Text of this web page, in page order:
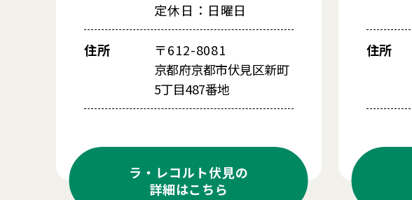
定休日：日曜日
住所
〒612-8081
京都府京都市伏見区新町
5丁目487番地
ラ・レコルト伏見の
詳細はこちら
住所